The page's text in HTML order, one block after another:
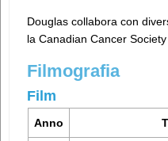
Douglas collabora con
la Canadian Cancer
Filmografia
Film
Anno